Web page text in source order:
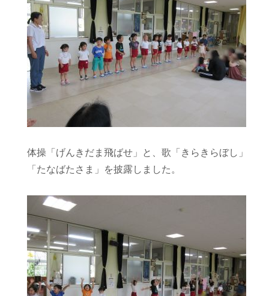
体操「げんきだま飛ばせ」と、歌「きらきらぼし」
「たなばたさま」を披露しました。